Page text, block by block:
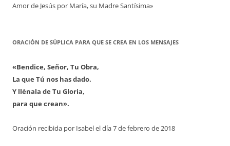
Amor de Jesús por María, su Madre Santísima»
ORACIÓN DE SÚPLICA PARA QUE SE CREA EN LOS MENSAJES
«Bendice, Señor, Tu Obra,
La que Tú nos has dado.
Y llénala de Tu Gloria,
para que crean».
Oración recibida por Isabel el día 7 de febrero de 2018